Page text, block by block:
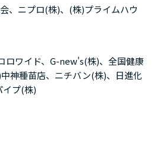
、ニプロ(株)、(株)プライムハウ
ロワイド、G-new's(株)、全国健康
神種苗店、ニチバン(株)、日進化
イプ(株)